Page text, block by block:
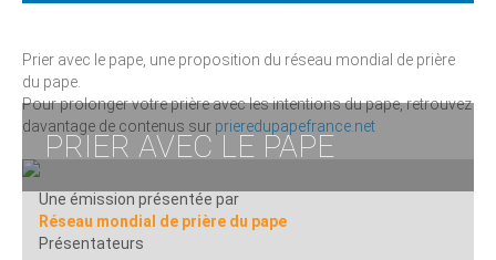
PRIER AVEC LE PAPE
Prier avec le pape, une proposition du réseau mondial de prière
du pape.
Pour prolonger votre prière avec les intentions du pape, retrouvez
davantage de contenus sur prieredupapefrance.net
Une émission présentée par
Réseau mondial de prière du pape
Présentateurs